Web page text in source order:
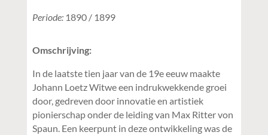
Periode: 1890 / 1899
Omschrijving:
In de laatste tien jaar van de 19e eeuw maakte
Johann Loetz Witwe een indrukwekkende groei
door, gedreven door innovatie en artistiek
pionierschap onder de leiding van Max Ritter von
Spaun. Een keerpunt in deze ontwikkeling was de